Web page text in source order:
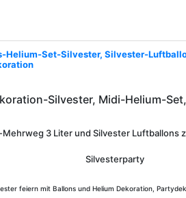
Helium-Set-Silvester, Silvester-
Silvester, Midi-Helium-
Mehrweg 3 Liter und Silvester Luftballons
Silvesterparty
feiern mit Ballons und Helium Dekoration,